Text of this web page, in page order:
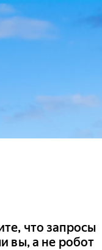
что запросы
вы, а не робот